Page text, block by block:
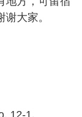
大家。
12-1,